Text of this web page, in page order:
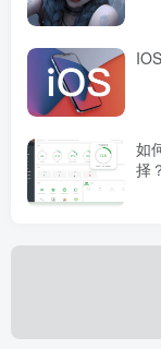
如
择